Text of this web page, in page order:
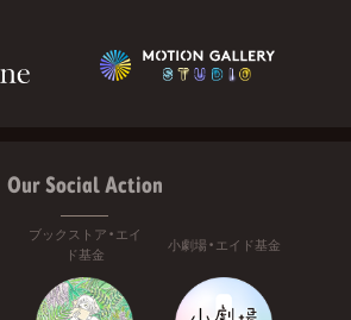
Our Social Action
ブックストア・エイ
ド基金
小劇場・エイド基金